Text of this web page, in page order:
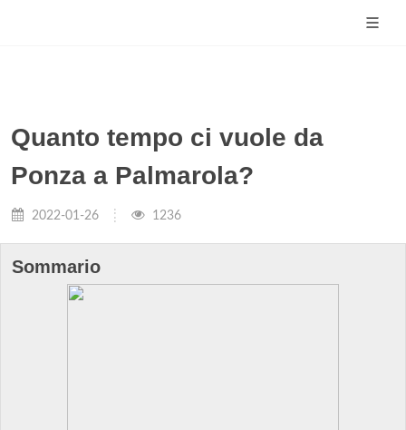
Quanto tempo ci vuole da
Ponza a Palmarola?
2022-01-26 1236
Sommario